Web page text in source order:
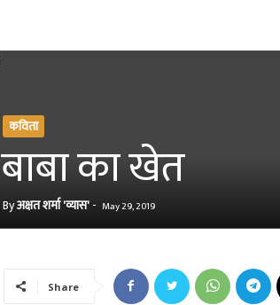
कविता
बाबा का खेत
Byअक्षत शर्मा 'व्यास'- May 29, 2019
Share